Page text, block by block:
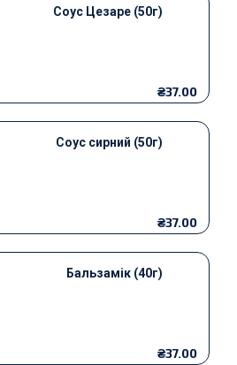
Соус Цезаре (50г)
₴37.00
Соус сирний (50г)
₴37.00
Бальзамік (40г)
₴37.00